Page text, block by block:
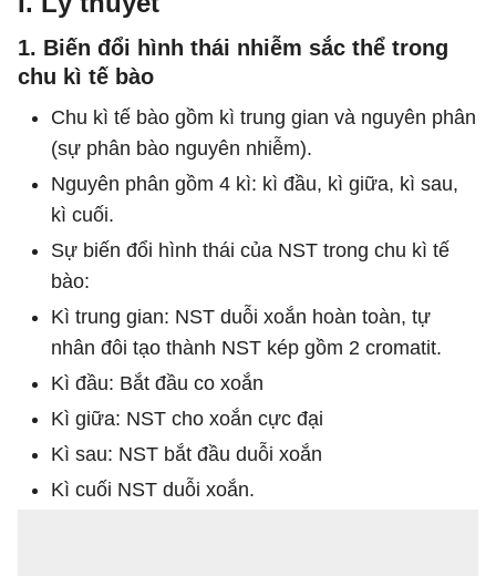
1. Biến đổi hình thái nhiễm sắc thể trong
chu kì tế bào
Chu kì tế bào gồm kì trung gian và nguyên phân
(sự phân bào nguyên nhiễm).
Nguyên phân gồm 4 kì: kì đầu, kì giữa, kì sau,
kì cuối.
Sự biến đổi hình thái của NST trong chu kì tế
bào:
Kì trung gian: NST duỗi xoắn hoàn toàn, tự
nhân đôi tạo thành NST kép gồm 2 cromatit.
Kì đầu: Bắt đầu co xoắn
Kì giữa: NST cho xoắn cực đại
Kì sau: NST bắt đầu duỗi xoắn
Kì cuối NST duỗi xoắn.